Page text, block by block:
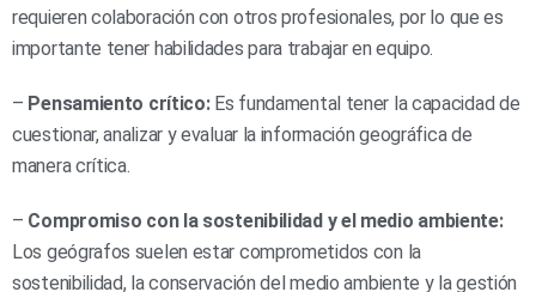
requieren colaboración con otros profesionales, por lo que es
importante tener habilidades para trabajar en equipo.
– Pensamiento crítico:Es fundamental tener la capacidad de
cuestionar, analizar y evaluar la información geográfica de
manera crítica.
– Compromiso con la sostenibilidad y el medio ambiente:
Los geógrafos suelen estar comprometidos con la
sostenibilidad, la conservación del medio ambiente y la gestión